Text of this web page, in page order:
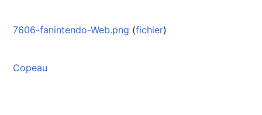
7606-fanintendo-Web.png (fichier)
Copeau